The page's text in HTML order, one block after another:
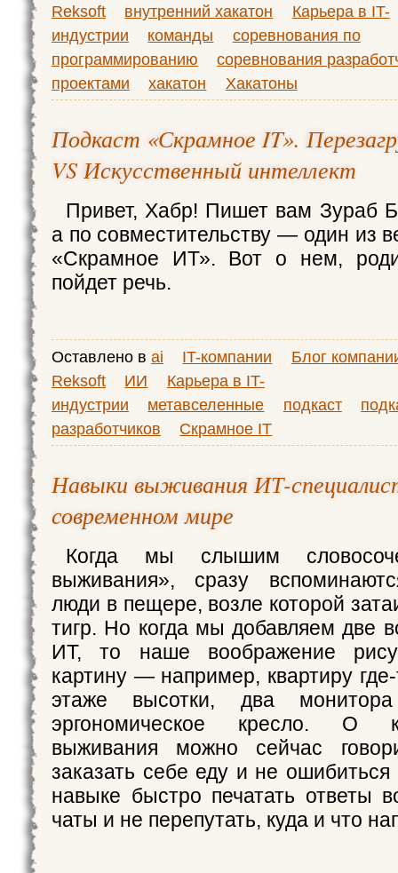
Reksoft внутренний хакатон
Карьера в IT-
индустрии
команды
соревнования по
программированию
соревнования
проектами
хакатон Хакатоны
Подкаст «Скрамное IT».
VS Искусственный интеллект
Привет, Хабр! Пишет вам Зураб
а по совместительству — один из
«Скрамное ИТ». Вот о нем,
пойдет речь.
Оставлено в ai IT-компании
Блог
Reksoft
ИИ
Карьера в IT-
индустрии
метавселенные подкаст
разработчиков
Скрамное IT
Навыки выживания ИТ-
современном мире
Когда мы слышим
выживания», сразу
люди в пещере, возле которой
тигр. Но когда мы добавляем две
ИТ, то наше воображение
картину — например, квартиру
этаже высотки, два
эргономическое кресло. О
выживания можно сейчас
заказать себе еду и не
навыке быстро печатать ответы
чаты и не перепутать, куда и что